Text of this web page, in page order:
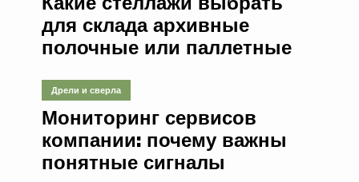
для склада архивные
полочные или паллетные
Дрели и сверла
Мониторинг сервисов
компании: почему важны
понятные сигналы